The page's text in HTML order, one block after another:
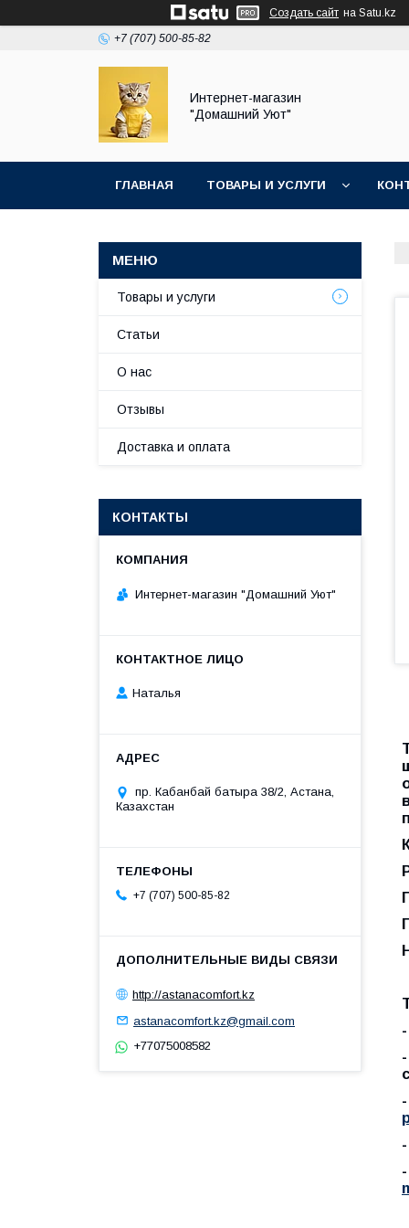
Создать сайт на Satu.kz
+7 (707) 500-85-82
Интернет-магазин
"Домашний Уют"
ГЛАВНАЯ ТОВАРЫ И УСЛУГИ
Товары и услуги
Статьи
О нас
Отзывы
Доставка и оплата
КОНТАКТЫ
Интернет-магазин "Домашний Уют"
Наталья
пр. Кабанбай батыра 38/2, Астана,
Казахстан
+7 (707) 500-85-82
http://astanacomfort.kz
astanacomfort.kz@gmail.com
+77075008582